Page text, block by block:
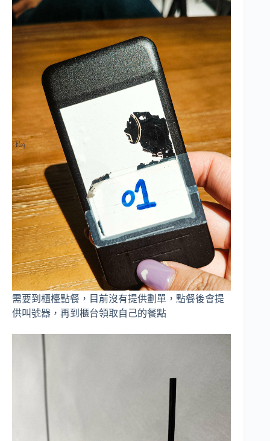
需要到櫃檯點餐，目前沒有提供劃單，點餐後會提
供叫號器，再到櫃台領取自己的餐點